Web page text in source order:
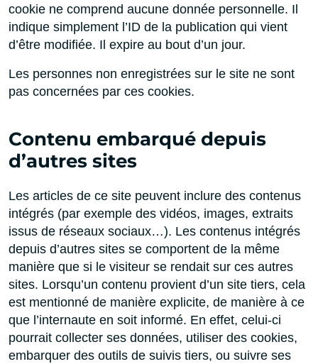
cookie ne comprend aucune donnée personnelle. Il
indique simplement l’ID de la publication qui vient
d’être modifiée. Il expire au bout d’un jour.
Les personnes non enregistrées sur le site ne sont
pas concernées par ces cookies.
Contenu embarqué depuis
d’autres sites
Les articles de ce site peuvent inclure des contenus
intégrés (par exemple des vidéos, images, extraits
issus de réseaux sociaux…). Les contenus intégrés
depuis d’autres sites se comportent de la même
manière que si le visiteur se rendait sur ces autres
sites. Lorsqu’un contenu provient d’un site tiers, cela
est mentionné de manière explicite, de manière à ce
que l’internaute en soit informé. En effet, celui-ci
pourrait collecter ses données, utiliser des cookies,
embarquer des outils de suivis tiers, ou suivre ses